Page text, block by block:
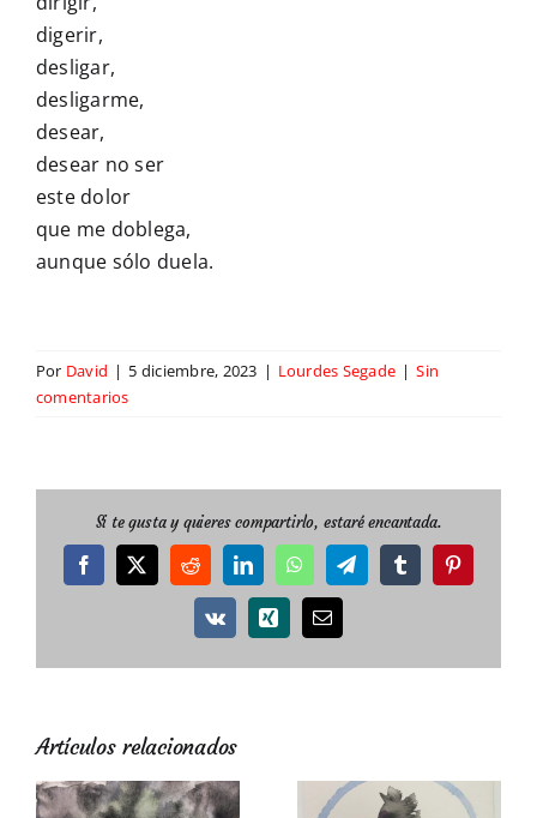
digerir,
desligar,
desligarme,
desear,
desear no ser
este dolor
que me doblega,
aunque sólo duela.
Por David | 5 diciembre, 2023 | Lourdes Segade | Sin
comentarios
Si te gusta y quieres compartirlo, estaré encantada.
Facebook
X RedditLinkedInWhatsAppTelegramTumblrPinterest
Vk Xing
Correo
Artículos relacionados